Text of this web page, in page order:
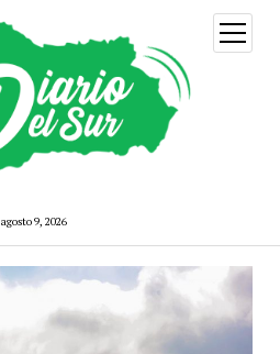
agosto 9, 2026
open
menu